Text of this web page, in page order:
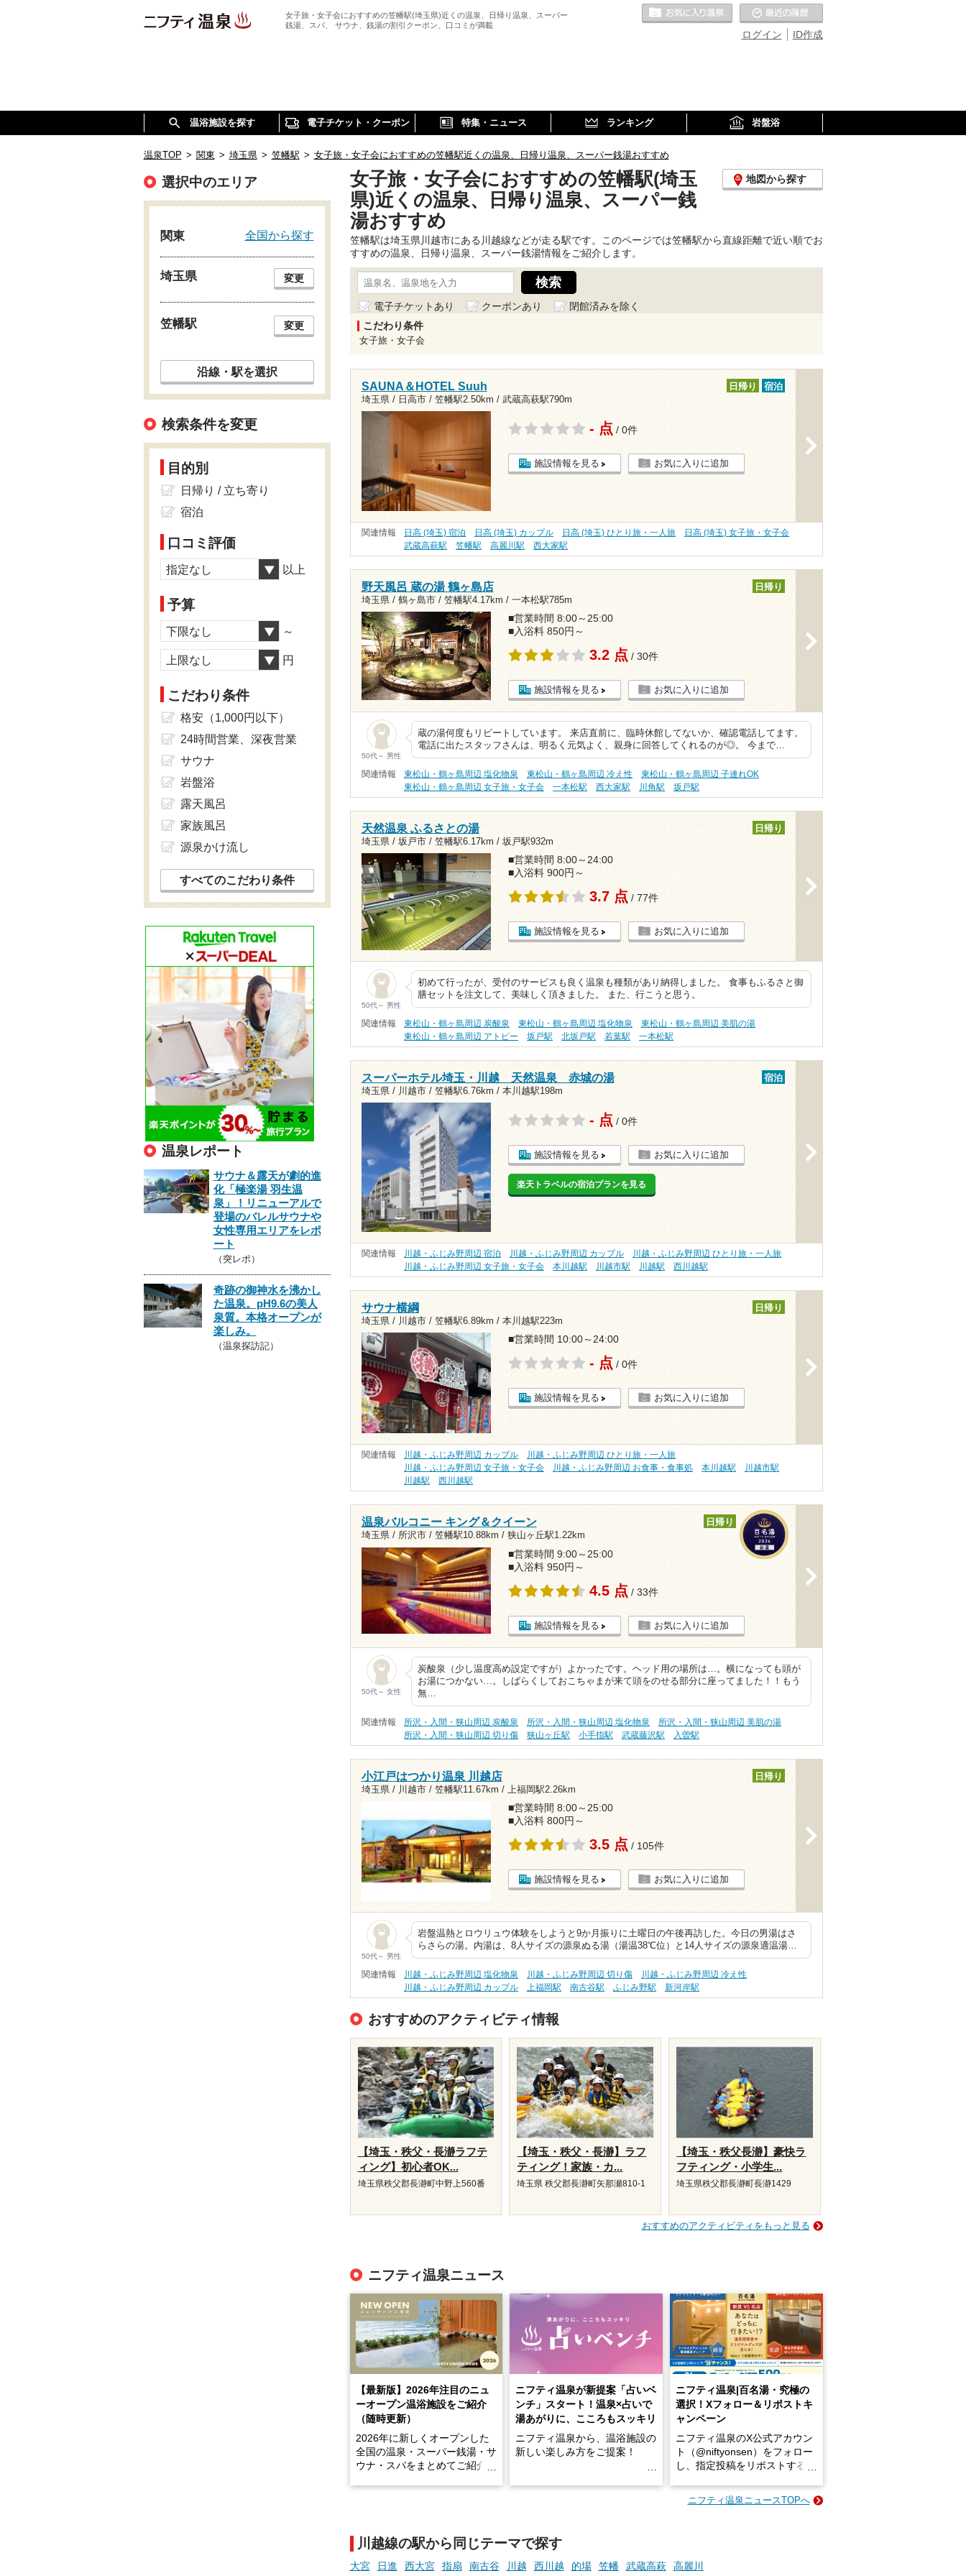
女子旅・女子会におすすめの笠幡駅(埼玉県)近くの温泉、日帰り温泉、スーパー
銭湯、スパ、 サウナ、銭湯の割引クーポン、口コミが満載
ID作成
ログイン
お気に入りの温泉
温浴施設を探す 電子チケット・クーポン 特集・ニュース ランキング 岩盤浴
温泉TOP > 関東 > 埼玉県 > 笠幡駅 > 女子旅・女子会におすすめの笠幡駅近くの温泉、日帰り温泉、スーパー銭湯おすすめ
女子旅・女子会におすすめの笠幡駅(埼玉
県)近くの温泉、日帰り温泉、スーパー銭
湯おすすめ
地図から探す
笠幡駅は埼玉県川越市にある川越線などが走る駅です。このページでは笠幡駅から直線距離で近い順でお
すすめの温泉、日帰り温泉、スーパー銭湯情報をご紹介します。
電子チケットあり クーポンあり
閉館済みを除く
こだわり条件
女子旅・女子会
SAUNA＆HOTEL Suuh
埼玉県 / 日高市 / 笠幡駅2.50km / 武蔵高萩駅790m
日帰り 宿泊
- 点 / 0件
施設情報を見る お気に入りに追加
関連情報 日高 (埼玉) 宿泊 日高 (埼玉) カップル 日高 (埼玉) ひとり旅・一人旅
日高 (埼玉) 女子旅・女子会
武蔵高萩駅
笠幡駅 高麗川駅 西大家駅
野天風呂 蔵の湯 鶴ヶ島店
埼玉県 / 鶴ヶ島市 / 笠幡駅4.17km / 一本松駅785m
日帰り
■営業時間 8:00～25:00
■入浴料 850円～
3.2 点 / 30件
施設情報を見る お気に入りに追加
50代～ 男性
蔵の湯何度もリピートしています。 来店直前に、臨時休館してないか、確認電話してます。
電話に出たスタッフさんは、明るく元気よく、親身に回答してくれるのが◎。 今まで…
関連情報 東松山・鶴ヶ島周辺 塩化物泉 東松山・鶴ヶ島周辺 冷え性
東松山・鶴ヶ島周辺 子連れOK
東松山・鶴ヶ島周辺 女子旅・女子会
一本松駅 西大家駅 川角駅 坂戸駅
天然温泉 ふるさとの湯
埼玉県 / 坂戸市 / 笠幡駅6.17km / 坂戸駅932m
日帰り
■営業時間 8:00～24:00
■入浴料 900円～
3.7 点 / 77件
施設情報を見る お気に入りに追加
50代～ 男性
初めて行ったが、受付のサービスも良く温泉も種類があり納得しました。 食事もふるさと御
膳セットを注文して、美味しく頂きました。 また、行こうと思う。
関連情報 東松山・鶴ヶ島周辺 炭酸泉 東松山・鶴ヶ島周辺 塩化物泉
東松山・鶴ヶ島周辺 美肌の湯
東松山・鶴ヶ島周辺 アトピー
坂戸駅 北坂戸駅 若葉駅 一本松駅
スーパーホテル埼玉・川越 天然温泉 赤城の湯
埼玉県 / 川越市 / 笠幡駅6.76km / 本川越駅198m
宿泊
- 点 / 0件
施設情報を見る お気に入りに追加
楽天トラベルの宿泊プランを見る
関連情報 川越・ふじみ野周辺 宿泊 川越・ふじみ野周辺 カップル
川越・ふじみ野周辺 ひとり旅・一人旅
川越・ふじみ野周辺 女子旅・女子会
本川越駅 川越市駅 川越駅 西川越駅
サウナ横綱
埼玉県 / 川越市 / 笠幡駅6.89km / 本川越駅223m
日帰り
■営業時間 10:00～24:00
- 点 / 0件
施設情報を見る お気に入りに追加
関連情報 川越・ふじみ野周辺 カップル
川越・ふじみ野周辺 ひとり旅・一人旅
川越・ふじみ野周辺 女子旅・女子会
川越・ふじみ野周辺 お食事・食事処 本川越駅
川越市駅
川越駅
西川越駅
温泉バルコニー キング＆クイーン
埼玉県 / 所沢市 / 笠幡駅10.88km / 狭山ヶ丘駅1.22km
日帰り
■営業時間 9:00～25:00
■入浴料 950円～
4.5 点 / 33件
施設情報を見る お気に入りに追加
50代～ 女性
炭酸泉（少し温度高め設定ですが）よかったです。ヘッド用の場所は…。横になっても頭が
お湯につかない…。しばらくしておこちゃまが来て頭をのせる部分に座ってました！！もう
無…
関連情報 所沢・入間・狭山周辺 炭酸泉 所沢・入間・狭山周辺 塩化物泉
所沢・入間・狭山周辺 美肌の湯
所沢・入間・狭山周辺 切り傷
狭山ヶ丘駅 小手指駅 武蔵藤沢駅 入曽駅
小江戸はつかり温泉 川越店
埼玉県 / 川越市 / 笠幡駅11.67km / 上福岡駅2.26km
日帰り
■営業時間 8:00～25:00
■入浴料 800円～
3.5 点 / 105件
施設情報を見る お気に入りに追加
50代～ 男性
岩盤温熱とロウリュウ体験をしようと9か月振りに土曜日の午後再訪した。今日の男湯はさ
らさらの湯。内湯は、8人サイズの源泉ぬる湯（湯温38℃位）と14人サイズの源泉適温湯…
関連情報 川越・ふじみ野周辺 塩化物泉 川越・ふじみ野周辺 切り傷
川越・ふじみ野周辺 冷え性
川越・ふじみ野周辺 カップル
上福岡駅 南古谷駅 ふじみ野駅 新河岸駅
おすすめのアクティビティ情報
【埼玉・秩父・長瀞ラフテ
ィング】初心者OK...
埼玉県秩父郡長瀞町中野上560番
【埼玉・秩父・長瀞】ラフ
ティング！家族・カ...
埼玉県 秩父郡長瀞町矢那瀬810-1
【埼玉・秩父長瀞】豪快ラ
フティング・小学生...
埼玉県秩父郡長瀞町長瀞1429
おすすめのアクティビティをもっと見る
ニフティ温泉ニュース
【最新版】2026年注目のニュ
ーオープン温浴施設をご紹介
（随時更新）
2026年に新しくオープンした
全国の温泉・スーパー銭湯・サ
ウナ・スパをまとめてご紹介！
まったスポットが続々登場して
います。
現地取材記事もあわせて紹介し
ニフティ温泉が新提案「占いベ
ンチ」スタート！温泉×占いで
湯あがりに、こころもスッキリ
ニフティ温泉から、温浴施設の
新しい楽しみ方をご提案！
手相やタロットなど気軽に楽し
める占いで、“ととのう”おふろ
ニフティ温泉|百名湯・究極の
選択！Xフォロー＆リポストキ
ャンペーン
ニフティ温泉のX公式アカウン
ト（@niftyonsen）をフォロー
し、指定投稿をリポストする
GIFT500円分をプレゼントい
ニフティ温泉ニュースTOPへ
川越線の駅から同じテーマで探す
大宮 日進 西大宮 指扇 南古谷 川越 西川越 的場 笠幡 武蔵高萩 高麗川
選択中のエリア
関東 全国から探す
埼玉県 変更
笠幡駅 変更
沿線・駅を選択
検索条件を変更
目的別
日帰り / 立ち寄り
宿泊
口コミ評価
指定なし 以上
予算
下限なし ～
上限なし 円
こだわり条件
格安（1,000円以下）
24時間営業、深夜営業
サウナ
岩盤浴
露天風呂
家族風呂
源泉かけ流し
すべてのこだわり条件
温泉レポート
サウナ＆露天が劇的進
化「極楽湯 羽生温
泉」！リニューアルで
登場のバレルサウナや
女性専用エリアをレポ
ート
（突レポ）
奇跡の御神水を沸かし
た温泉。pH9.6の美人
泉質。本格オープンが
楽しみ。
（温泉探訪記）